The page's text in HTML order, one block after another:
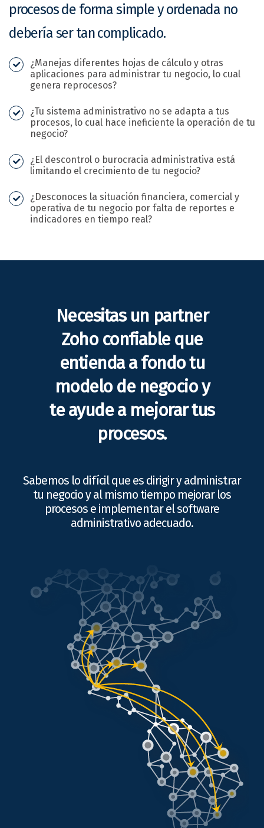
procesos de forma simple y ordenada no
debería ser tan complicado.
¿Manejas diferentes hojas de cálculo y otras
aplicaciones para administrar tu negocio, lo cual
genera reprocesos?
¿Tu sistema administrativo no se adapta a tus
procesos, lo cual hace ineficiente la operación de tu
negocio?
¿El descontrol o burocracia administrativa está
limitando el crecimiento de tu negocio?
¿Desconoces la situación financiera, comercial y
operativa de tu negocio por falta de reportes e
indicadores en tiempo real?
Necesitas un partner
Zoho confiable que
entienda a fondo tu
modelo de negocio y
te ayude a mejorar tus
procesos.
Sabemos lo difícil que es dirigir y administrar
tu negocio y al mismo tiempo mejorar los
procesos e implementar el software
administrativo adecuado.